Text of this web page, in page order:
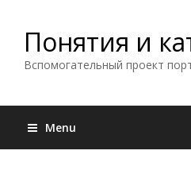
Понятия и
Вспомогательный проект
Menu